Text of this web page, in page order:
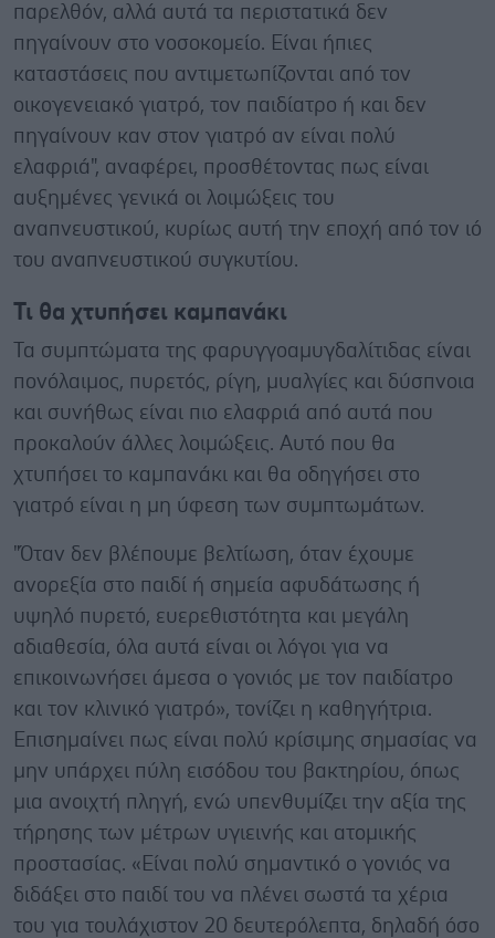
παρελθόν, αλλά αυτά τα περιστατικά δεν
πηγαίνουν στο νοσοκομείο. Είναι ήπιες
καταστάσεις που αντιμετωπίζονται από τον
οικογενειακό γιατρό, τον παιδίατρο ή και δεν
πηγαίνουν καν στον γιατρό αν είναι πολύ
ελαφριά", αναφέρει, προσθέτοντας πως είναι
αυξημένες γενικά οι λοιμώξεις του
αναπνευστικού, κυρίως αυτή την εποχή από τον ιό
του αναπνευστικού συγκυτίου.
Τι θα χτυπήσει καμπανάκι
Τα συμπτώματα της φαρυγγοαμυγδαλίτιδας είναι
πονόλαιμος, πυρετός, ρίγη, μυαλγίες και δύσπνοια
και συνήθως είναι πιο ελαφριά από αυτά που
προκαλούν άλλες λοιμώξεις. Αυτό που θα
χτυπήσει το καμπανάκι και θα οδηγήσει στο
γιατρό είναι η μη ύφεση των συμπτωμάτων.
"Όταν δεν βλέπουμε βελτίωση, όταν έχουμε
ανορεξία στο παιδί ή σημεία αφυδάτωσης ή
υψηλό πυρετό, ευερεθιστότητα και μεγάλη
αδιαθεσία, όλα αυτά είναι οι λόγοι για να
επικοινωνήσει άμεσα ο γονιός με τον παιδίατρο
και τον κλινικό γιατρό», τονίζει η καθηγήτρια.
Επισημαίνει πως είναι πολύ κρίσιμης σημασίας να
μην υπάρχει πύλη εισόδου του βακτηρίου, όπως
μια ανοιχτή πληγή, ενώ υπενθυμίζει την αξία της
τήρησης των μέτρων υγιεινής και ατομικής
προστασίας. «Είναι πολύ σημαντικό ο γονιός να
διδάξει στο παιδί του να πλένει σωστά τα χέρια
του για τουλάχιστον 20 δευτερόλεπτα, δηλαδή όσο